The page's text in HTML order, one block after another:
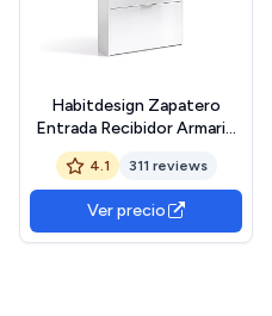
Habitdesign Zapatero
Entrada Recibidor Armario
Glow, Estilo Multifuncional
Color Blanco Brillo
70x180x17 cm
4.1 311 reviews
Ver precio